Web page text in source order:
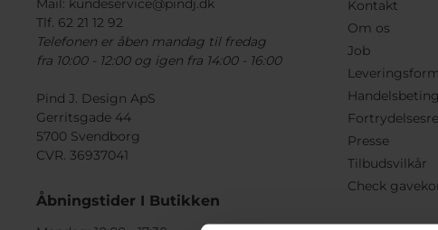
Mail: kundeservice@pindj.dk
Tlf. 62 21 12 92
Telefonen er åben mandag til fredag
fra 10:00 - 12:00 og igen fra 14:00 - 16:00
Pind J. Design ApS
Gerritsgade 44
5700 Svendborg
CVR. 36937041
Åbningstider I Butikken
Kontakt
Om os
Job
Presse
Tilbudsvilkår
Check